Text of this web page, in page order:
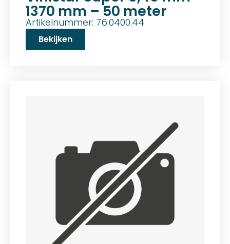
1370 mm – 50 meter
Artikelnummer: 76.0400.44
Bekijken